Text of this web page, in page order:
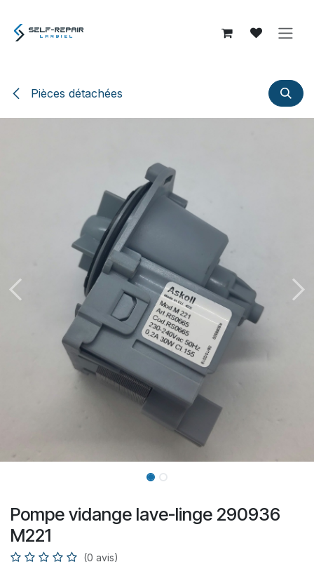
Pièces détachées
Pompe vidange lave-linge 290936
M221
(0 avis)